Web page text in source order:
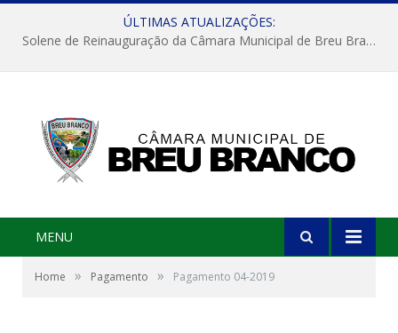
ÚLTIMAS ATUALIZAÇÕES:
Solene de Reinauguração da Câmara Municipal de Breu Branco
MENU
Home » Pagamento » Pagamento 04-2019